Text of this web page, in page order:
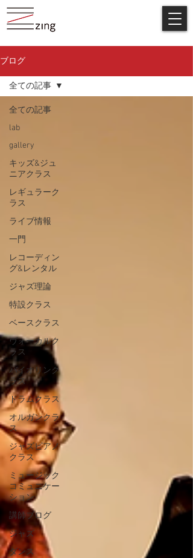
ブログ
全ての記事
lab
gallery
キッズ&ジュ
ニアクラス
レギュラーク
ラス
ライブ情報
一門
レコーディン
グ&レンタル
ジャズ理論
特設クラス
ベースクラス
ヴォーカルク
ラス
バイオリンク
ラス
ドラムクラス
オルガンクラ
ス
ジャズピアノ
クラス
ミュージック
コミュニケー
ション
講師ブログ
ジャズ
ダンス
全ての記事